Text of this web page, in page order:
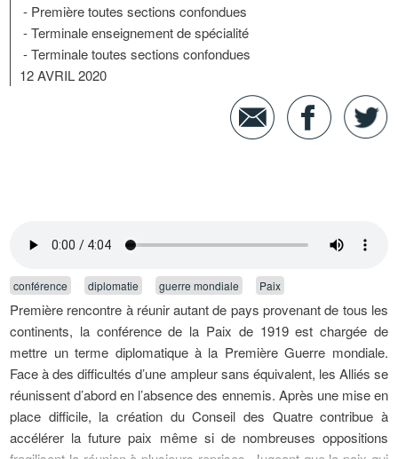
Première toutes sections confondues
Terminale enseignement de spécialité
Terminale toutes sections confondues
12 AVRIL 2020
conférence diplomatie guerre mondiale Paix
Première rencontre à réunir autant de pays provenant de tous les
continents, la conférence de la Paix de 1919 est chargée de
mettre un terme diplomatique à la Première Guerre mondiale.
Face à des difficultés d’une ampleur sans équivalent, les Alliés se
réunissent d’abord en l’absence des ennemis. Après une mise en
place difficile, la création du Conseil des Quatre contribue à
accélérer la future paix même si de nombreuses oppositions